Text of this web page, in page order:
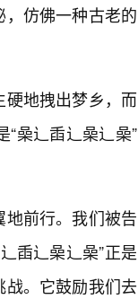
仿佛一种古老的
地拽出梦乡，而
喿辶臿辶喿辶喿”
前行。我们被告
臿辶喿辶喿”正是
。它鼓励我们去